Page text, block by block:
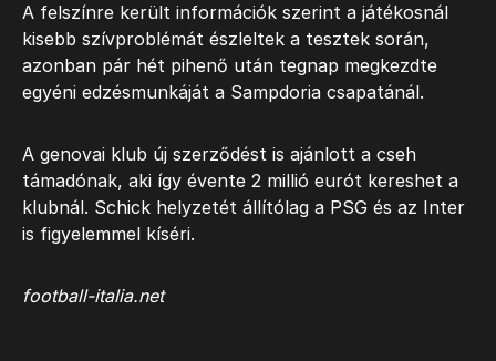
A felszínre került információk szerint a játékosnál
kisebb szívproblémát észleltek a tesztek során,
azonban pár hét pihenő után tegnap megkezdte
egyéni edzésmunkáját a Sampdoria csapatánál.
A genovai klub új szerződést is ajánlott a cseh
támadónak, aki így évente 2 millió eurót kereshet a
klubnál. Schick helyzetét állítólag a PSG és az Inter
is figyelemmel kíséri.
football-italia.net